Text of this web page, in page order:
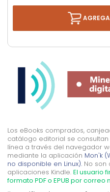
Los eBooks comprados,
catálogo editorial se
línea a través del navegador
mediante la aplicación Mon'k
no disponible en Linux). No son
aplicaciones Kindle. El usuario
formato PDF o EPUB por